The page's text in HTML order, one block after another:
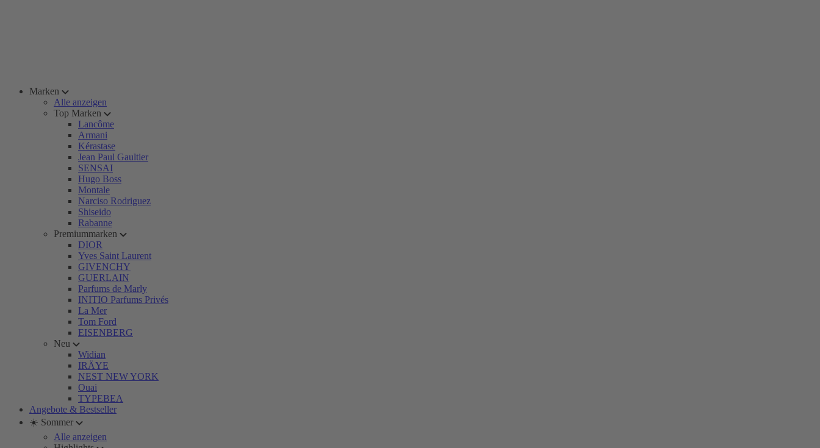
Marken
Alle anzeigen
Top Marken
Lancôme
Armani
Kérastase
Jean Paul Gaultier
SENSAI
Hugo Boss
Montale
Narciso Rodriguez
Shiseido
Rabanne
Premiummarken
DIOR
Yves Saint Laurent
GIVENCHY
GUERLAIN
Parfums de Marly
INITIO Parfums Privés
La Mer
Tom Ford
EISENBERG
Neu
Widian
IRÄYE
NEST NEW YORK
Ouai
TYPEBEA
Angebote & Bestseller
☀️ Sommer
Alle anzeigen